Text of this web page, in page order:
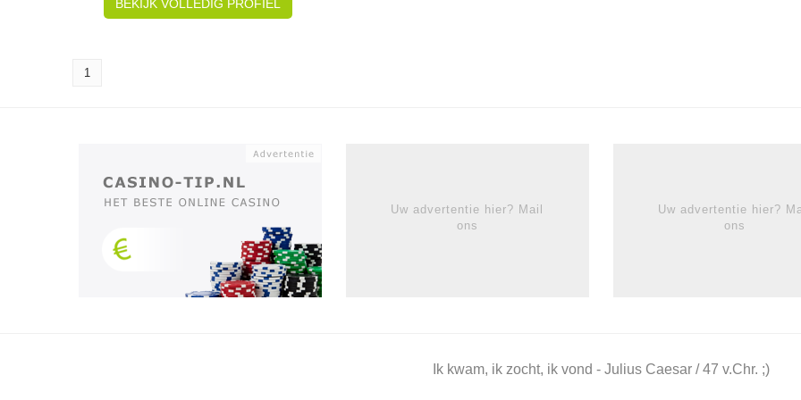
BEKIJK VOLLEDIG PROFIEL
1
Uw advertentie hier? Mail
ons
Uw advertentie hier?
ons
Ik kwam, ik zocht, ik vond - Julius Caesar / 47 v.Chr. ;)